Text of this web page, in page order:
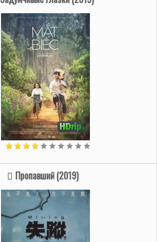
Пропавший (2019)